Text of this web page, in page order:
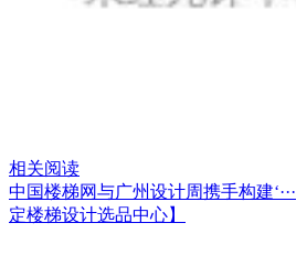
相关阅读
中国楼梯网与广州设计周携手构建‘···
定楼梯设计选品中心】